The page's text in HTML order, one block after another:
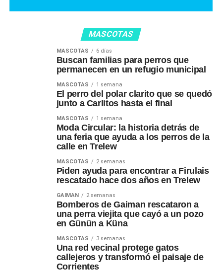
MASCOTAS
MASCOTAS 6 días
Buscan familias para perros que
permanecen en un refugio municipal
MASCOTAS 1 semana
El perro del polar clarito que se quedó
junto a Carlitos hasta el final
MASCOTAS 1 semana
Moda Circular: la historia detrás de
una feria que ayuda a los perros de la
calle en Trelew
MASCOTAS 2 semanas
Piden ayuda para encontrar a Firulais
rescatado hace dos años en Trelew
GAIMAN 2 semanas
Bomberos de Gaiman rescataron a
una perra viejita que cayó a un pozo
en Günün a Küna
MASCOTAS 3 semanas
Una red vecinal protege gatos
callejeros y transformó el paisaje de
Corrientes